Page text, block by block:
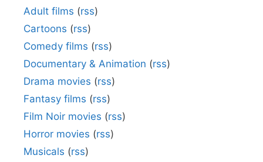
Adult films (rss)
Cartoons (rss)
Comedy films (rss)
Documentary & Animation (rss)
Drama movies (rss)
Fantasy films (rss)
Film Noir movies (rss)
Horror movies (rss)
Musicals (rss)